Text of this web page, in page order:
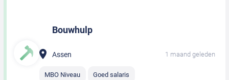
Bouwhulp
Assen 1 maand geleden
MBO Niveau Goed salaris